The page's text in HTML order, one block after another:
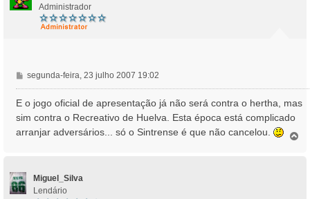
Administrador
M
e
a
g
segunda-feira, 23 julho 2007 19:02
E o jogo oficial de apresentação já não será contra o hertha, mas
sim contra o Recreativo de Huelva. Esta época está complicado
arranjar adversários... só o Sintrense é que não cancelou.
Miguel_Silva
Lendário